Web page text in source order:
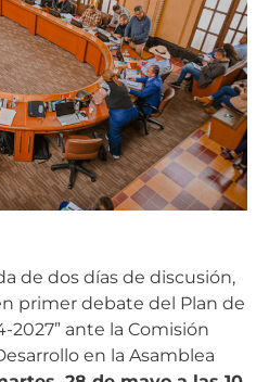
de dos días de discusión,
primer debate del Plan de
2027” ante la Comisión
en la Asamblea